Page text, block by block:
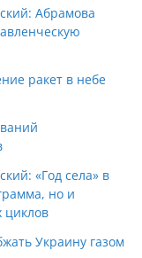
Абрамова
ракет в небе
«Год села» в
но и
циклов
Украину газом